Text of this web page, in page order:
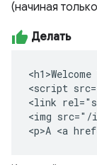
(начиная
Делать
<script
<link
<img src="/
<p>A <a